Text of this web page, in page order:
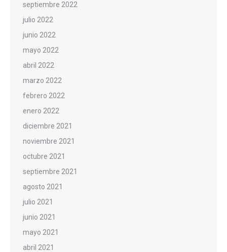
septiembre 2022
julio 2022
junio 2022
mayo 2022
abril 2022
marzo 2022
febrero 2022
enero 2022
diciembre 2021
noviembre 2021
octubre 2021
septiembre 2021
agosto 2021
julio 2021
junio 2021
mayo 2021
abril 2021